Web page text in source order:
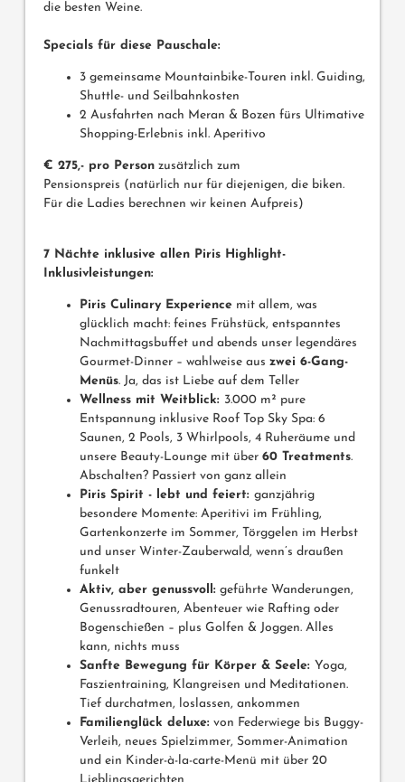
die besten Weine.
Specials für diese Pauschale:
3 gemeinsame Mountainbike-Touren inkl. Guiding,
Shuttle- und Seilbahnkosten
2 Ausfahrten nach Meran & Bozen fürs Ultimative
Shopping-Erlebnis inkl. Aperitivo
€ 275,- pro Person zusätzlich zum
Pensionspreis (natürlich nur für diejenigen, die biken.
Für die Ladies berechnen wir keinen Aufpreis)
7 Nächte inklusive allen Piris Highlight-
Inklusivleistungen:
Piris Culinary Experience mit allem, was
glücklich macht: feines Frühstück, entspanntes
Nachmittagsbuffet und abends unser legendäres
Gourmet-Dinner – wahlweise aus zwei 6-Gang-
Menüs. Ja, das ist Liebe auf dem Teller
Wellness mit Weitblick: 3.000 m² pure
Entspannung inklusive Roof Top Sky Spa: 6
Saunen, 2 Pools, 3 Whirlpools, 4 Ruheräume und
unsere Beauty-Lounge mit über 60 Treatments.
Abschalten? Passiert von ganz allein
Piris Spirit - lebt und feiert: ganzjährig
besondere Momente: Aperitivi im Frühling,
Gartenkonzerte im Sommer, Törggelen im Herbst
und unser Winter-Zauberwald, wenn’s draußen
funkelt
Aktiv, aber genussvoll: geführte Wanderungen,
Genussradtouren, Abenteuer wie Rafting oder
Bogenschießen – plus Golfen & Joggen. Alles
kann, nichts muss
Sanfte Bewegung für Körper & Seele: Yoga,
Faszientraining, Klangreisen und Meditationen.
Tief durchatmen, loslassen, ankommen
Familienglück deluxe: von Federwiege bis Buggy-
Verleih, neues Spielzimmer, Sommer-Animation
und ein Kinder-à-la-carte-Menü mit über 20